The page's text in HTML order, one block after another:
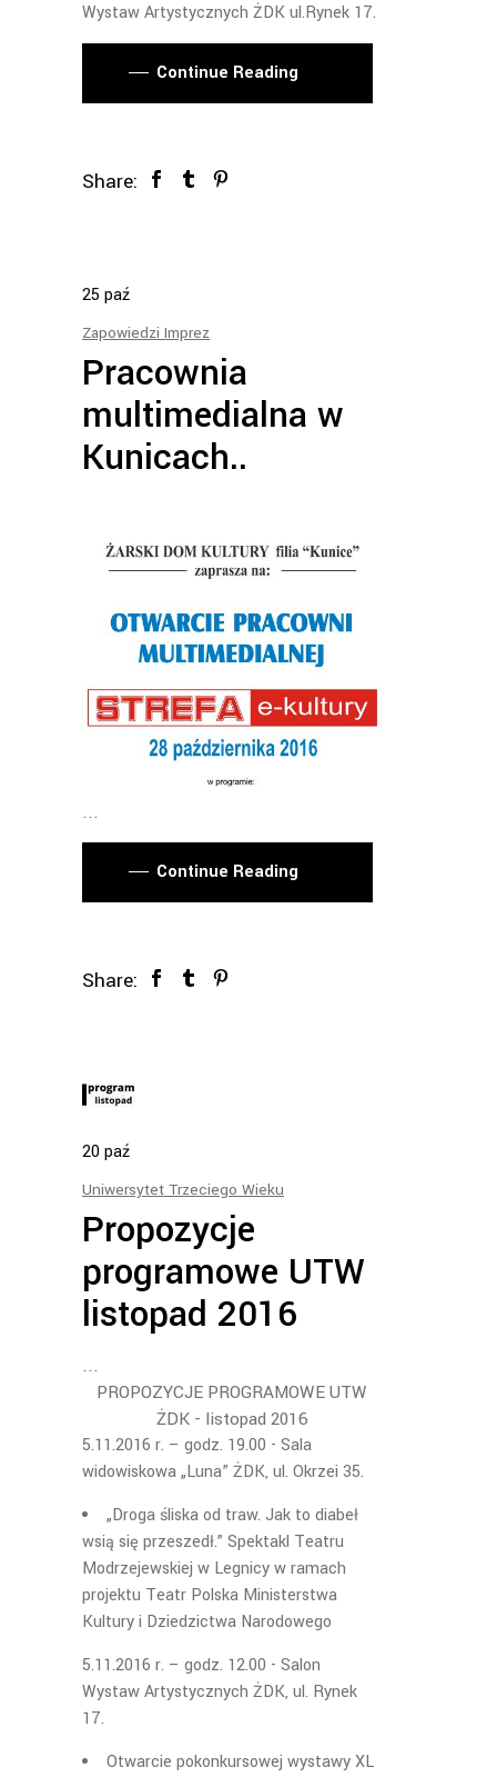
Wystaw Artystycznych ŻDK ul.Rynek 17.
Continue Reading
Share:
25 paź
Zapowiedzi Imprez
Pracownia
multimedialna w
Kunicach..
Continue Reading
Share:
20paź
Uniwersytet Trzeciego Wieku
Propozycje
programowe UTW
listopad 2016
PROPOZYCJE PROGRAMOWE UTW
ŻDK - listopad 2016
5.11.2016 r. – godz. 19.00 - Sala
widowiskowa „Luna” ŻDK, ul. Okrzei 35.
„Droga śliska od traw. Jak to diabeł
wsią się przeszedł.” Spektakl Teatru
Modrzejewskiej w Legnicy w ramach
projektu Teatr Polska Ministerstwa
Kultury i Dziedzictwa Narodowego
5.11.2016 r. – godz. 12.00 - Salon
Wystaw Artystycznych ŻDK, ul. Rynek
17.
Otwarcie pokonkursowej wystawy XL